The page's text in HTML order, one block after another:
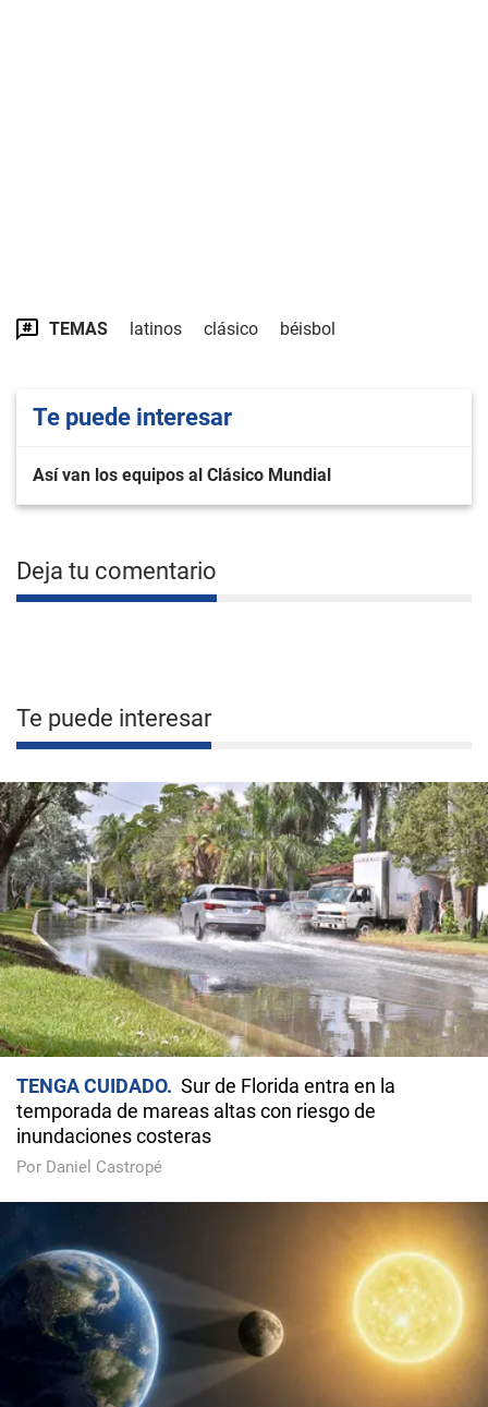
TEMAS latinos clásico béisbol
Te puede interesar
Así van los equipos al Clásico Mundial
Deja tu comentario
Te puede interesar
TENGA CUIDADO
Sur de Florida entra en la
temporada de mareas altas con riesgo de
inundaciones costeras
Por Daniel Castropé